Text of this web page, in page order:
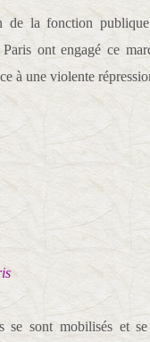
la fonction
ont engagé ce
à une violente
se sont mobilisés et